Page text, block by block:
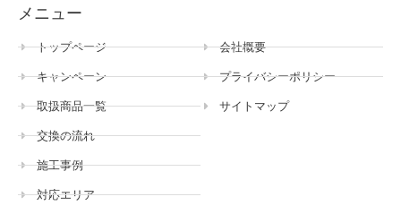
メニュー
トップページ
キャンペーン
取扱商品一覧
交換の流れ
施工事例
対応エリア
会社概要
プライバシーポリシー
サイトマップ